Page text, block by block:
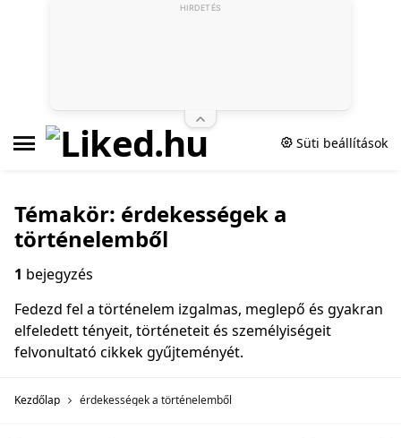
Süti beállítások
Témakör: érdekességek a
történelemből
1 bejegyzés
Fedezd fel a történelem izgalmas, meglepő és gyakran
elfeledett tényeit, történeteit és személyiségeit
felvonultató cikkek gyűjteményét.
Kezdőlap érdekességek a történelemből
HIRDETÉS